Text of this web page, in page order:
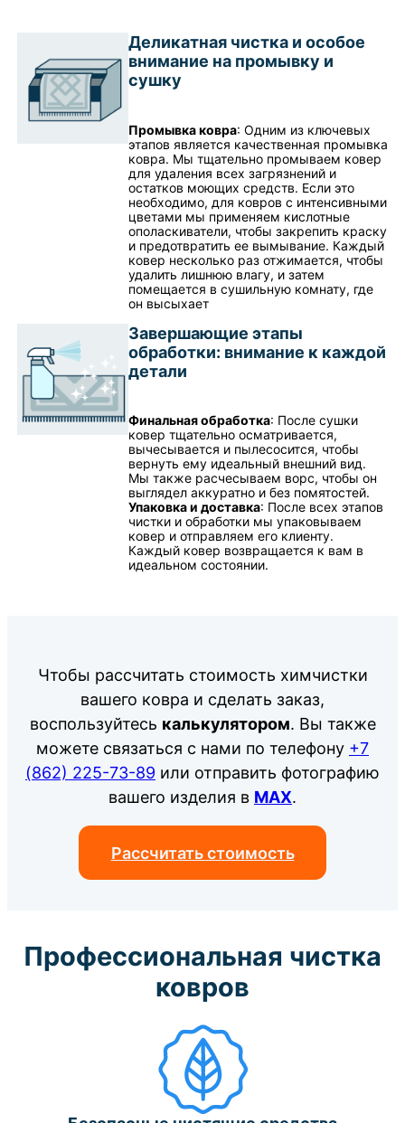
Деликатная чистка и особое
внимание на промывку и
сушку
Промывка ковра: Одним из ключевых
этапов является качественная промывка
ковра. Мы тщательно промываем ковер
для удаления всех загрязнений и
остатков моющих средств. Если это
необходимо, для ковров с интенсивными
цветами мы применяем кислотные
ополаскиватели, чтобы закрепить краску
и предотвратить ее вымывание. Каждый
ковер несколько раз отжимается, чтобы
удалить лишнюю влагу, и затем
помещается в сушильную комнату, где
он высыхает
Завершающие этапы
обработки: внимание к каждой
детали
Финальная обработка: После сушки
ковер тщательно осматривается,
вычесывается и пылесосится, чтобы
вернуть ему идеальный внешний вид.
Мы также расчесываем ворс, чтобы он
выглядел аккуратно и без помятостей.
Упаковка и доставка: После всех этапов
чистки и обработки мы упаковываем
ковер и отправляем его клиенту.
Каждый ковер возвращается к вам в
идеальном состоянии.
Чтобы рассчитать стоимость химчистки
вашего ковра и сделать заказ,
воспользуйтесь калькулятором. Вы также
можете связаться с нами по телефону +7
(862) 225-73-89 или отправить фотографию
вашего изделия в MAX.
Рассчитать стоимость
Профессиональная чистка
ковров